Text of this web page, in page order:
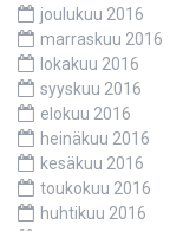
joulukuu 2016
marraskuu 2016
lokakuu 2016
syyskuu 2016
elokuu 2016
heinäkuu 2016
kesäkuu 2016
toukokuu 2016
huhtikuu 2016